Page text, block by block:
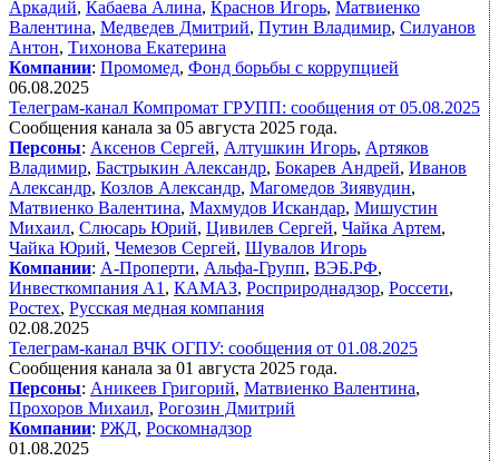
Аркадий, Кабаева Алина, Краснов Игорь, Матвиенко
Валентина, Медведев Дмитрий, Путин Владимир, Силуанов
Антон, Тихонова Екатерина
Компании: Промомед, Фонд борьбы с коррупцией
06.08.2025
Телеграм-канал Компромат ГРУПП: сообщения от 05.08.2025
Сообщения канала за 05 августа 2025 года.
Персоны: Аксенов Сергей, Алтушкин Игорь, Артяков
Владимир, Бастрыкин Александр, Бокарев Андрей, Иванов
Александр, Козлов Александр, Магомедов Зиявудин,
Матвиенко Валентина, Махмудов Искандар, Мишустин
Михаил, Слюсарь Юрий, Цивилев Сергей, Чайка Артем,
Чайка Юрий, Чемезов Сергей, Шувалов Игорь
Компании: А-Проперти, Альфа-Групп, ВЭБ.РФ,
Инвесткомпания А1 , КАМАЗ, Росприроднадзор, Россети,
Ростех, Русская медная компания
02.08.2025
Телеграм-канал ВЧК ОГПУ: сообщения от 01.08.2025
Сообщения канала за 01 августа 2025 года.
Персоны: Аникеев Григорий, Матвиенко Валентина,
Прохоров Михаил, Рогозин Дмитрий
Компании: РЖД, Роскомнадзор
01.08.2025